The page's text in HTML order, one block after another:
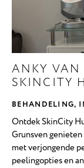
ANKY VAN
SKINCITY
BEHANDELING,
Ontdek SkinCity
Grunsven
met verjongende
peelingopties en